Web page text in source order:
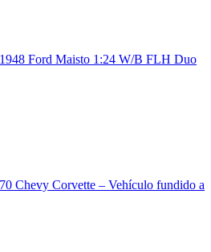
Ford Maisto 1:24 W/B FLH Duo
Chevy Corvette – Vehículo fundido a